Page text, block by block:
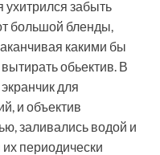
ухитрился забыть
большой бленды,
какими бы
обьектив. В
для
и объектив
заливались водой и
периодически